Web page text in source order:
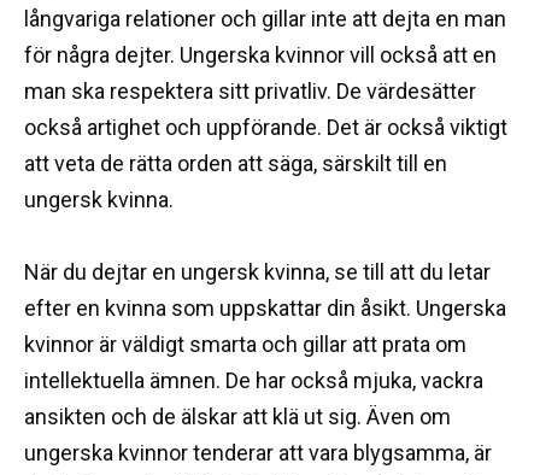
långvariga relationer och gillar inte att dejta en man
för några dejter. Ungerska kvinnor vill också att en
man ska respektera sitt privatliv. De värdesätter
också artighet och uppförande. Det är också viktigt
att veta de rätta orden att säga, särskilt till en
ungersk kvinna.
När du dejtar en ungersk kvinna, se till att du letar
efter en kvinna som uppskattar din åsikt. Ungerska
kvinnor är väldigt smarta och gillar att prata om
intellektuella ämnen. De har också mjuka, vackra
ansikten och de älskar att klä ut sig. Även om
ungerska kvinnor tenderar att vara blygsamma, är